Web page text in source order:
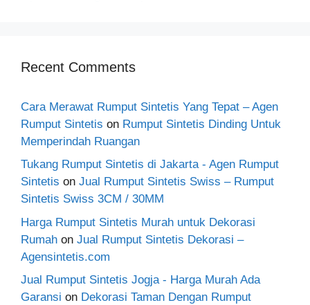
Recent Comments
Cara Merawat Rumput Sintetis Yang Tepat – Agen
Rumput Sintetis on Rumput Sintetis Dinding Untuk
Memperindah Ruangan
Tukang Rumput Sintetis di Jakarta - Agen Rumput
Sintetis on Jual Rumput Sintetis Swiss – Rumput
Sintetis Swiss 3CM / 30MM
Harga Rumput Sintetis Murah untuk Dekorasi
Rumah on Jual Rumput Sintetis Dekorasi –
Agensintetis.com
Jual Rumput Sintetis Jogja - Harga Murah Ada
Garansi on Dekorasi Taman Dengan Rumput